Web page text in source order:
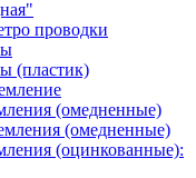
проводки
(пластик)
(омедненные)
(омедненные)
(оцинкованные):